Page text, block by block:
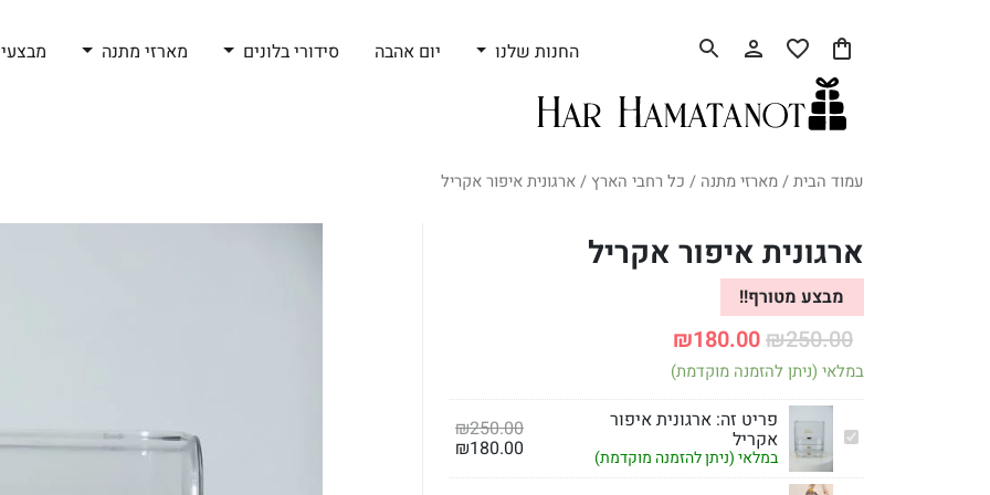
החנות שלנו יום אהבה סידורי בלונים מארזי מתנה
עמוד הבית/מארזי מתנה / כל רחבי הארץ/ ארגונית איפור אקריל
ארגונית איפור אקריל
מבצע מטורף!!
₪250.00
₪180.00
במלאי (ניתן להזמנה מוקדמת)
ארגונית
איפור
אקריל
פריט זה: ארגונית איפור
אקריל
במלאי (ניתן להזמנה מוקדמת)
₪250.00
₪180.00